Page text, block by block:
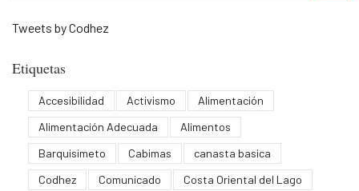
Tweets by Codhez
Etiquetas
Accesibilidad Activismo
Alimentación
Alimentación Adecuada
Alimentos
Barquisimeto
Cabimas
canasta basica
Codhez
Comunicado
Costa Oriental del Lago